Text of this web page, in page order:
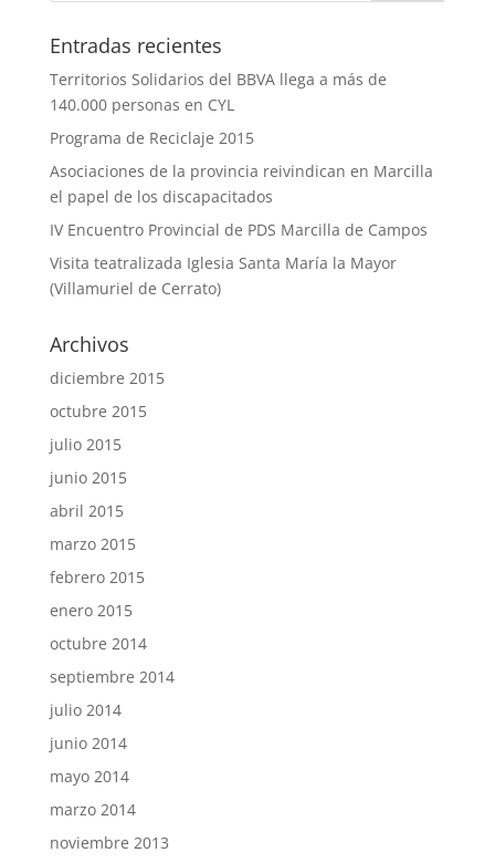
Entradas recientes
Territorios Solidarios del BBVA llega a más de
140.000 personas en CYL
Programa de Reciclaje 2015
Asociaciones de la provincia reivindican en Marcilla
el papel de los discapacitados
IV Encuentro Provincial de PDS Marcilla de Campos
Visita teatralizada Iglesia Santa María la Mayor
(Villamuriel de Cerrato)
Archivos
diciembre 2015
octubre 2015
julio 2015
junio 2015
abril 2015
marzo 2015
febrero 2015
enero 2015
octubre 2014
septiembre 2014
julio 2014
junio 2014
mayo 2014
marzo 2014
noviembre 2013